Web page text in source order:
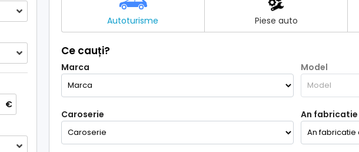
€
Autoturisme Piese auto
Ce cauți?
Marca Model
Caroserie An fabricatie